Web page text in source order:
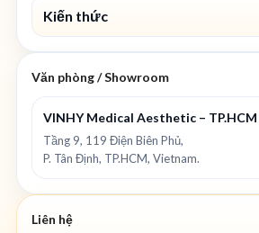
Kiến thức
Văn phòng / Showroom
VINHY Medical Aesthetic – TP.HCM
Tầng 9, 119 Điện Biên Phủ,
P. Tân Định, TP.HCM, Vietnam.
Liên hệ